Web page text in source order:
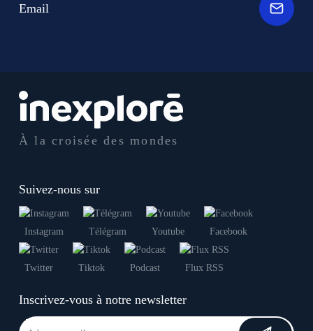
À la croisée des mondes
Suivez-nous sur
Instagram Télégram Youtube Facebook
Twitter Tiktok Podcast Flux RSS
Inscrivez-vous à notre newsletter
Email